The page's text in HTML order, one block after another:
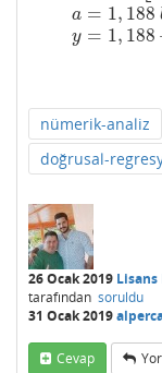
a = 1, 188
a=1, 188 b=0 ,
y = 1, 188
y= 1,188 +0,
nümerik-analiz
doğrusal-
26 Ocak 2019
tarafından soruldu
31 Ocak 2019
Cevap